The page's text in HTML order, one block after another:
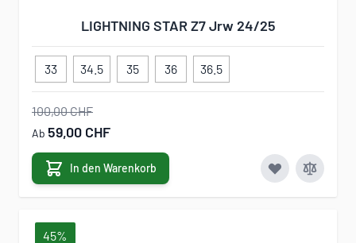
LIGHTNING STAR Z7 Jrw 24/25
33 34.5 35 36 36.5
100,00 CHF
Ab 59,00 CHF
In den Warenkorb
45%